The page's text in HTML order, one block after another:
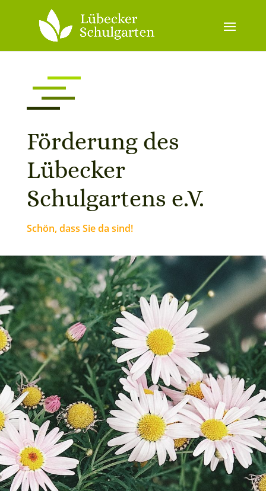
Förderung des
Lübecker
Schulgartens e.V.
Schön, dass Sie da sind!